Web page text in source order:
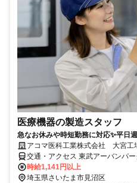
医療機器の製造スタッフ
急なお休みや時短勤務に対応✨平日
アコマ医科工業株式会社 大宮工
交通・アクセス 東武アーバンパ
時給1,141円以上
埼玉県さいたま市見沼区